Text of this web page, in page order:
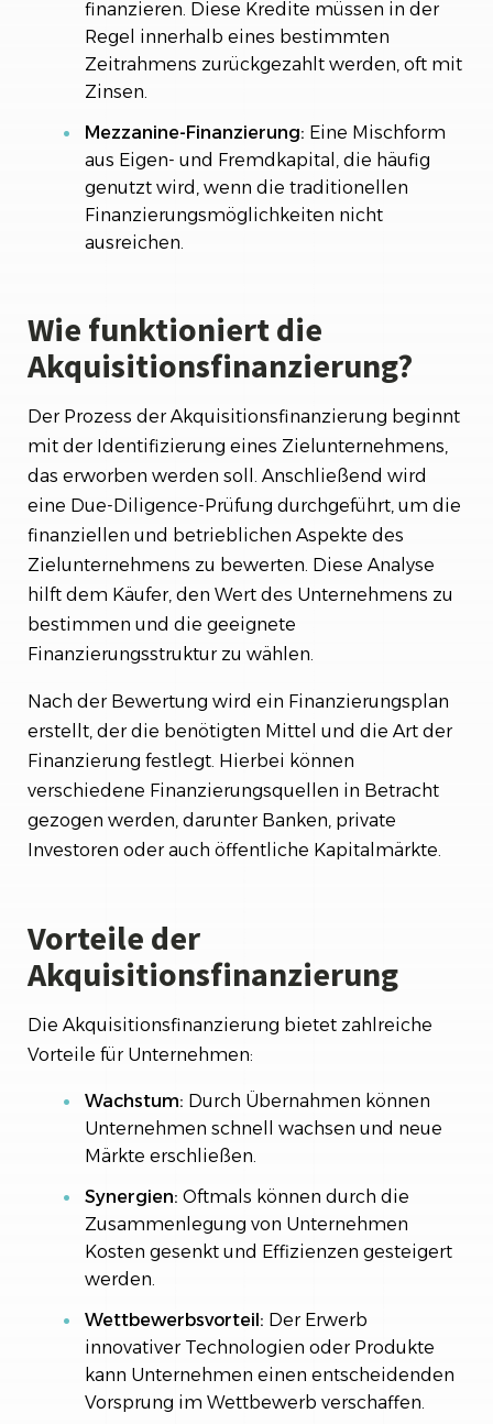
finanzieren. Diese Kredite müssen in der
Regel innerhalb eines bestimmten
Zeitrahmens zurückgezahlt werden, oft mit
Zinsen.
Mezzanine-Finanzierung: Eine Mischform
aus Eigen- und Fremdkapital, die häufig
genutzt wird, wenn die traditionellen
Finanzierungsmöglichkeiten nicht
ausreichen.
Wie funktioniert die
Akquisitionsfinanzierung?
Der Prozess der Akquisitionsfinanzierung beginnt
mit der Identifizierung eines Zielunternehmens,
das erworben werden soll. Anschließend wird
eine Due-Diligence-Prüfung durchgeführt, um die
finanziellen und betrieblichen Aspekte des
Zielunternehmens zu bewerten. Diese Analyse
hilft dem Käufer, den Wert des Unternehmens zu
bestimmen und die geeignete
Finanzierungsstruktur zu wählen.
Nach der Bewertung wird ein Finanzierungsplan
erstellt, der die benötigten Mittel und die Art der
Finanzierung festlegt. Hierbei können
verschiedene Finanzierungsquellen in Betracht
gezogen werden, darunter Banken, private
Investoren oder auch öffentliche Kapitalmärkte.
Vorteile der
Akquisitionsfinanzierung
Die Akquisitionsfinanzierung bietet zahlreiche
Vorteile für Unternehmen:
Wachstum: Durch Übernahmen können
Unternehmen schnell wachsen und neue
Märkte erschließen.
Synergien: Oftmals können durch die
Zusammenlegung von Unternehmen
Kosten gesenkt und Effizienzen gesteigert
werden.
Wettbewerbsvorteil: Der Erwerb
innovativer Technologien oder Produkte
kann Unternehmen einen entscheidenden
Vorsprung im Wettbewerb verschaffen.